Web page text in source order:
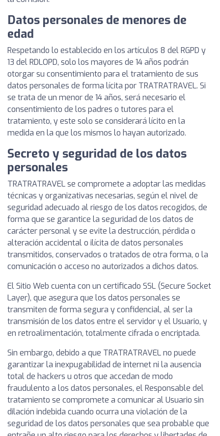
Datos personales de menores de
edad
Respetando lo establecido en los artículos 8 del RGPD y
13 del RDLOPD, solo los mayores de 14 años podrán
otorgar su consentimiento para el tratamiento de sus
datos personales de forma lícita por TRATRATRAVEL. Si
se trata de un menor de 14 años, será necesario el
consentimiento de los padres o tutores para el
tratamiento, y este solo se considerará lícito en la
medida en la que los mismos lo hayan autorizado.
Secreto y seguridad de los datos
personales
TRATRATRAVEL se compromete a adoptar las medidas
técnicas y organizativas necesarias, según el nivel de
seguridad adecuado al riesgo de los datos recogidos, de
forma que se garantice la seguridad de los datos de
carácter personal y se evite la destrucción, pérdida o
alteración accidental o ilícita de datos personales
transmitidos, conservados o tratados de otra forma, o la
comunicación o acceso no autorizados a dichos datos.
El Sitio Web cuenta con un certificado SSL (Secure Socket
Layer), que asegura que los datos personales se
transmiten de forma segura y confidencial, al ser la
transmisión de los datos entre el servidor y el Usuario, y
en retroalimentación, totalmente cifrada o encriptada.
Sin embargo, debido a que TRATRATRAVEL no puede
garantizar la inexpugabilidad de internet ni la ausencia
total de hackers u otros que accedan de modo
fraudulento a los datos personales, el Responsable del
tratamiento se compromete a comunicar al Usuario sin
dilación indebida cuando ocurra una violación de la
seguridad de los datos personales que sea probable que